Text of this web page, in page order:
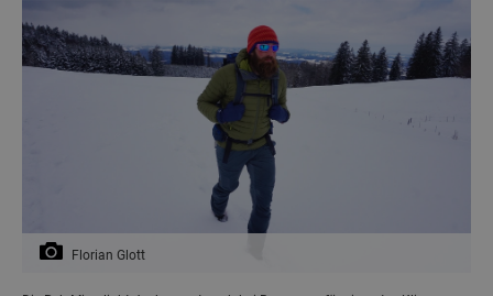
Florian Glott